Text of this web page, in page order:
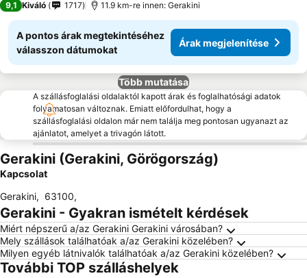
9,1 Kiváló 1717 11.9 km-re innen: Gerakini
A pontos árak megtekintéséhez
válasszon dátumokat
Árak megjelenítése
Több mutatása
A szállásfoglalási oldalaktól kapott árak és foglalhatósági adatok
folyamatosan változnak. Emiatt előfordulhat, hogy a
szállásfoglalási oldalon már nem találja meg pontosan ugyanazt az
ajánlatot, amelyet a trivagón látott.
Gerakini (Gerakini, Görögország)
Kapcsolat
Gerakini, 63100,
Gerakini - Gyakran ismételt kérdések
Miért népszerű a/az Gerakini Gerakini városában?
Mely szállások találhatóak a/az Gerakini közelében?
Milyen egyéb látnivalók találhatóak a/az Gerakini közelében?
További TOP szálláshelyek